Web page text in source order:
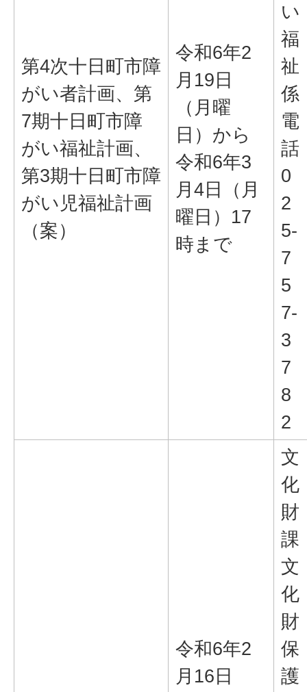
第4次十日町市障
がい者計画、第
7期十日町市障
がい福祉計画、
第3期十日町市障
がい児福祉計画
（案）
令和6年2
月19日
（月曜
日）から
令和6年3
月4日（月
曜日）17
時まで
い
福
祉
係
電
話
0
2
5-
7
5
7-
3
7
8
2
令和6年2
月16日
文
化
財
課
文
化
財
保
護